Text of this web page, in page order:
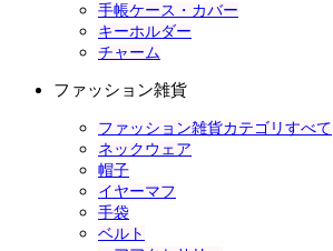
手帳ケース・カバー
キーホルダー
チャーム
ファッション雑貨
ファッション雑貨カテゴリすべて
ネックウェア
帽子
イヤーマフ
手袋
ベルト